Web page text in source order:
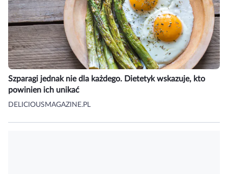
Szparagi jednak nie dla każdego. Dietetyk wskazuje, kto
powinien ich unikać
DELICIOUSMAGAZINE.PL